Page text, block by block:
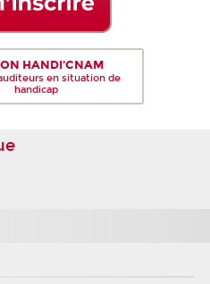
HANDI'CNAM
en situation de
handicap